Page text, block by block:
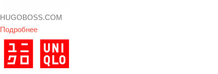
HUGOBOSS.COM
Подробнее